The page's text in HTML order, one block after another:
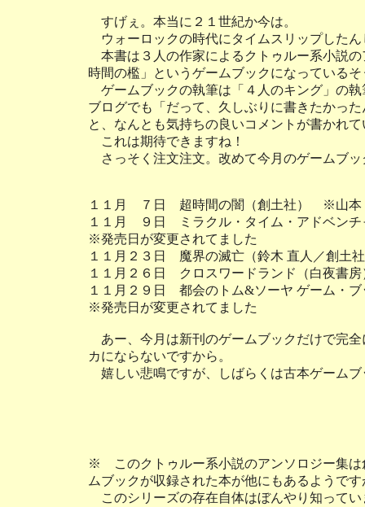
すげぇ。本当に２１世紀か今は。
ウォーロックの時代にタイムスリップした
本書は３人の作家によるクトゥルー系小説
時間の檻」というゲームブックになっている
ゲームブックの執筆は「４人のキング」の
ブログでも「だって、久しぶりに書きたかっ
と、なんとも気持ちの良いコメントが書かれて
これは期待できますね！
さっそく注文注文。改めて今月のゲームブ
１１月 ７日 超時間の闇（創土社） ※山本
１１月 ９日 ミラクル・タイム・アドベン
※発売日が変更されてました
１１月２３日 魔界の滅亡（鈴木 直人／創土
１１月２６日 クロスワードランド（白夜書
１１月２９日 都会のトム&ソーヤ ゲーム・
※発売日が変更されてました
あー、今月は新刊のゲームブックだけで完
カにならないですから。
嬉しい悲鳴ですが、しばらくは古本ゲーム
※ このクトゥルー系小説のアンソロジー集は
ムブックが収録された本が他にもあるようで
このシリーズの存在自体はぼんやり知って